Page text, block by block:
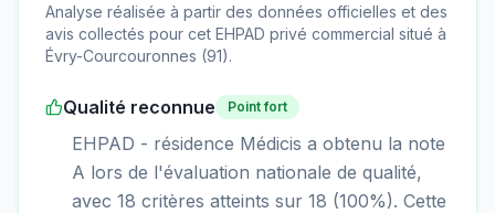
Analyse réalisée à partir des données officielles et des
avis collectés pour cet EHPAD privé commercial situé à
Évry-Courcouronnes (91).
Qualité reconnue Point fort
EHPAD - résidence Médicis a obtenu la note
A lors de l'évaluation nationale de qualité,
avec 18 critères atteints sur 18 (100%). Cette